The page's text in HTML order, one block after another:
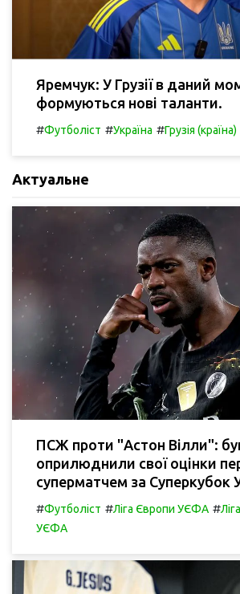
Яремчук: У Грузії в даний
формуються нові таланти.
#Футболіст #Україна #Грузія (країна)
Актуальне
ПСЖ проти "Астон Вілли":
оприлюднили свої оцінки
суперматчем за Суперкубок
#Футболіст #Ліга Європи УЄФА #
УЄФА